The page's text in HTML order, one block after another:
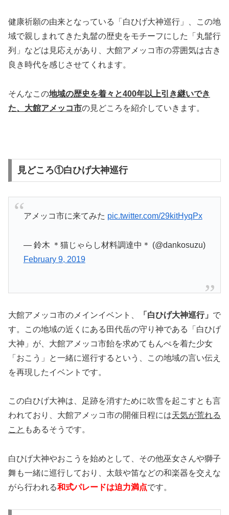
健康祈願の由来となっている「白ひげ大神巡行」、この地
域で親しまれてきた丸髷の歴史をモチーフにした「丸髷行
列」などは見応えがあり、大館アメッコ市の雰囲気は古き
良き時代を感じさせてくれます。
そんなこの地域の歴史を着々と400年以上引き継いでき
た、大館アメッコ市の見どころを紹介していきます。
見どころ①白ひげ大神巡行
アメッコ市に来てみた pic.twitter.com/29kitHyqPx
— 鈴木 ＊猫じゃらし材料調達中＊ (@dankosuzu)
February 9, 2019
大館アメッコ市のメインイベント、 「白ひげ大神巡行」 で
す。この地域の近くにある田代岳の守り神である「白ひげ
大神」が、大館アメッコ市飴を求めてもんぺを着た少女
「おこう」と一緒に巡行するという、この地域の言い伝え
を再現したイベントです。
この白ひげ大神は、足跡を消すために吹雪を起こすとも言
われており、大館アメッコ市の開催日程には天気が荒れる
こと もあるそうです。
白ひげ大神やおこうを始めとして、その他巫女さんや獅子
舞も一緒に巡行しており、太鼓や笛などの和楽器を交えな
がら行われる和式パレードは迫力満点です。